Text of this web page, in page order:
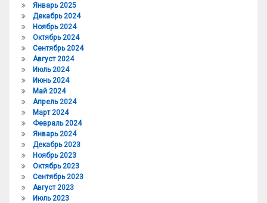
Январь 2025
Декабрь 2024
Ноябрь 2024
Октябрь 2024
Сентябрь 2024
Август 2024
Июль 2024
Июнь 2024
Май 2024
Апрель 2024
Март 2024
Февраль 2024
Январь 2024
Декабрь 2023
Ноябрь 2023
Октябрь 2023
Сентябрь 2023
Август 2023
Июль 2023